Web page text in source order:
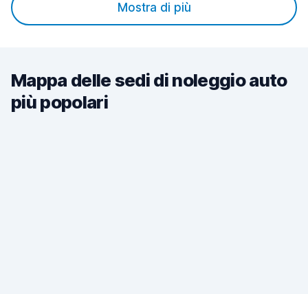
Mostra di più
Mappa delle sedi di noleggio auto
più popolari